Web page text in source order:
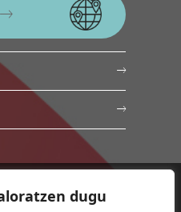
dugu